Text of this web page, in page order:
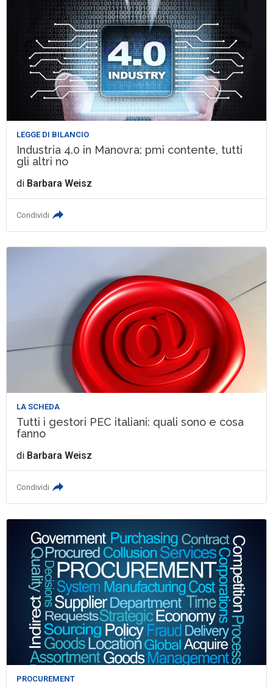
LEGGE DI BILANCIO
Industria 4.0 in Manovra: pmi contente, tutti
gli altri no
di Barbara Weisz
Condividi
LA SCHEDA
Tutti i gestori PEC italiani: quali sono e cosa
fanno
di Barbara Weisz
Condividi
PROCUREMENT